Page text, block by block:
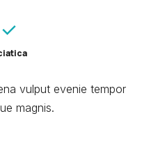
vulput evenie tempor
magnis.